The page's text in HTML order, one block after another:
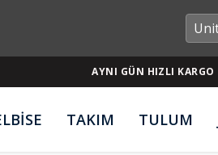
AYNI GÜN HIZLI KARGO
TAKIM TULUM